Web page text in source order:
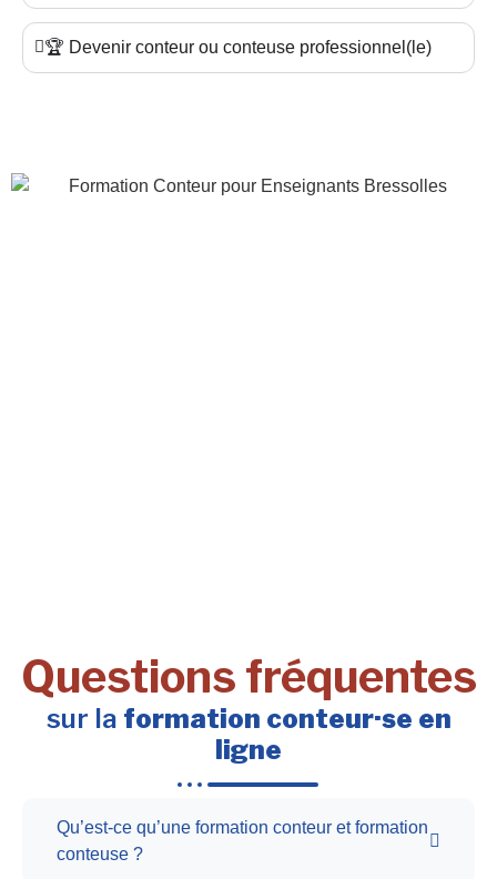
🏆 Devenir conteur ou conteuse professionnel(le)
Questions fréquentes
sur la formation conteur·se en
ligne
Qu’est-ce qu’une formation conteur et formation
conteuse ?